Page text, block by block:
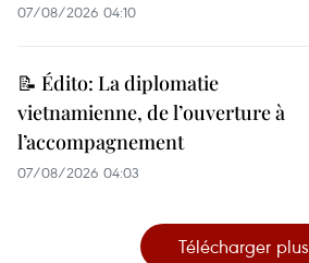
07/08/2026 04:10
📝 Édito: La diplomatie
vietnamienne, de l’ouverture à
l’accompagnement
07/08/2026 04:03
Télécharger plus